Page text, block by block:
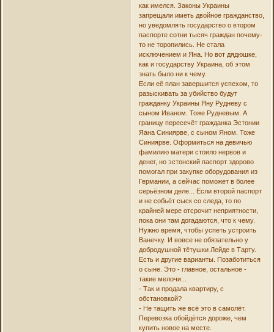
как имелся. Законы Украины
запрещали иметь двойное гражданство,
но уведомлять государство о втором
паспорте сотни тысяч граждан почему-
то не торопились. Не стала
исключением и Яна. Но вот дядюшке,
как и государству Украина, об этом
знать было ни к чему.
Если её план завершится успехом, то
разыскивать за убийство будут
гражданку Украины Яну Рудневу с
сыном Иваном. Тоже Рудневым. А
границу пересечёт гражданка Эстонии
Яана Синиярве, с сыном Яном. Тоже
Синиярве. Оформиться на девичью
фамилию матери стоило нервов и
денег, но эстонский паспорт здорово
помогал при закупке оборудования из
Германии, а сейчас поможет в более
серьёзном деле... Если второй паспорт
и не собьёт сыск со следа, то по
крайней мере отсрочит неприятности,
пока они там догадаются, что к чему.
Нужно время, чтобы успеть устроить
Ванечку. И вовсе не обязательно у
добродушной тётушки Лейде в Тарту.
Есть и другие варианты. Позаботиться
о сыне. Это - главное, остальное -
такие мелочи...
- Так и продала квартиру, с
обстановкой?
- Не тащить же всё это в самолёт.
Перевозка обойдётся дороже, чем
купить новое на месте.